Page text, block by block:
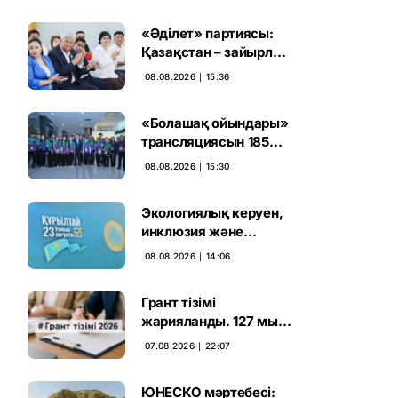
«Әділет» партиясы:
Қазақстан – зайырлы
мемлекет, ал «Заң
08.08.2026 ∣ 15:36
«Болашақ ойындары»
трансляциясын 185
миллион рет көрген
08.08.2026 ∣ 15:30
Экологиялық керуен,
инклюзия және
өндірісті қолдау:
08.08.2026 ∣ 14:06
Грант тізімі
жарияланды. 127 мың
талапкердің
07.08.2026 ∣ 22:07
ЮНЕСКО мәртебесі: